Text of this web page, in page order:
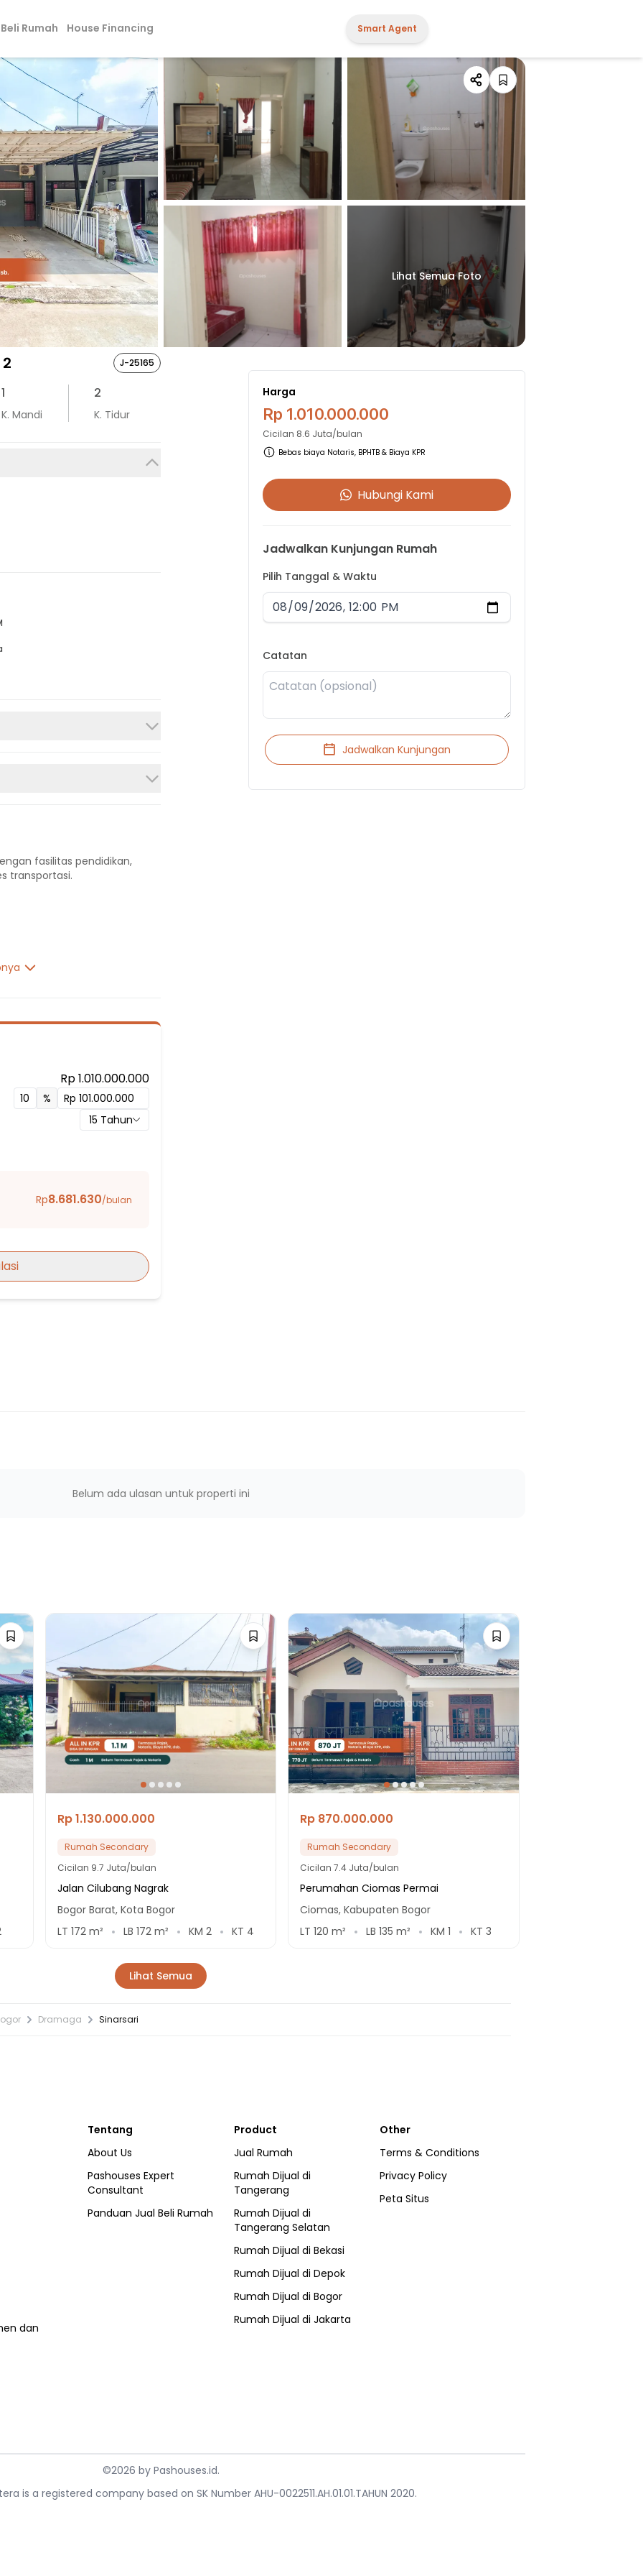
Beli Rumah House Financing Smart Agent
Lihat Semua Foto
J-25165
1
K. Mandi
2
K. Tidur
fasilitas pendidikan,
transportasi.
Rp 1.010.000.000
%
15 Tahun
Rp8.681.630/bulan
Harga
Rp 1.010.000.000
Cicilan 8.6 Juta/bulan
Bebas biaya Notaris, BPHTB & Biaya KPR
Hubungi Kami
Jadwalkan Kunjungan Rumah
Pilih Tanggal & Waktu
Catatan
Jadwalkan Kunjungan
Belum ada ulasan untuk properti ini
Rp 1.130.000.000
Rumah Secondary
Cicilan 9.7 Juta/bulan
Jalan Cilubang Nagrak
Bogor Barat, Kota Bogor
LT 172m² LB 172m² KM 2 KT 4
Rp 870.000.000
Rumah Secondary
Cicilan7.4 Juta/bulan
Perumahan Ciomas Permai
Ciomas, Kabupaten Bogor
LT120 m² LB135 m² KM1 KT3
Lihat Semua
Dramaga Sinarsari
dan
Tentang
About Us
Pashouses Expert
Consultant
Panduan Jual Beli Rumah
Product
Jual Rumah
Rumah Dijual di
Tangerang
Rumah Dijual di
Tangerang Selatan
Rumah Dijual di Bekasi
Rumah Dijual di Depok
Rumah Dijual di Bogor
Rumah Dijual di Jakarta
Other
Terms & Conditions
Privacy Policy
Peta Situs
©2026 by Pashouses.id.
is a registered company based on SK Number AHU-0022511.AH.01.01.TAHUN 2020.